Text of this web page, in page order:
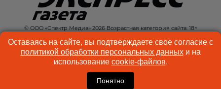
© ООО «Спектр Медиа» 2026 Возрастная категория сайта: 18+
КОНТАКТЫ
РЕКЛАМА
КУКИ-ФАЙЛЫ
ПОЛЬЗОВАТЕЛЬСКОЕ
СОГЛАШЕНИЕ
Оставаясь на сайте, вы подтверждаете свое согласие с
политикой обработки персональных данныхи на
использование cookie-файлов.
Понятно